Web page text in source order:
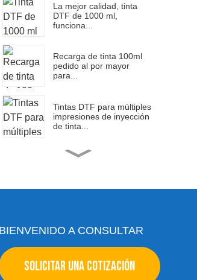
La mejor calidad, tinta
DTF de 1000 ml,
funciona...
Recarga de tinta 100ml
pedido al por mayor
para...
Tintas DTF para múltiples
impresiones de inyección
de tinta...
Recarga de tinta de
transferencia de calor
BIENVENIDO A CONSULTAR
SOLICITAR UNA COTIZACIÓN